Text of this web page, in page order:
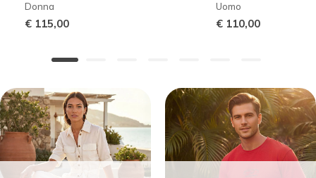
Donna
€ 115,00
Uomo
€ 110,00